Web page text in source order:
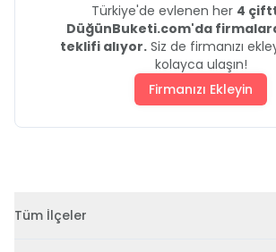
Türkiye'de evlenen her 4
DüğünBuketi.com'da
teklifi alıyor. Siz de firmanızı
kolayca ulaşın!
Firmanızı Ekleyin
Tüm İlçeler